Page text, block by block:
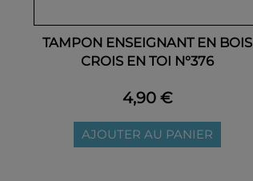
TAMPON ENSEIGNANT EN BOIS
CROIS EN TOI N°376
4,90 €
AJOUTER AU PANIER